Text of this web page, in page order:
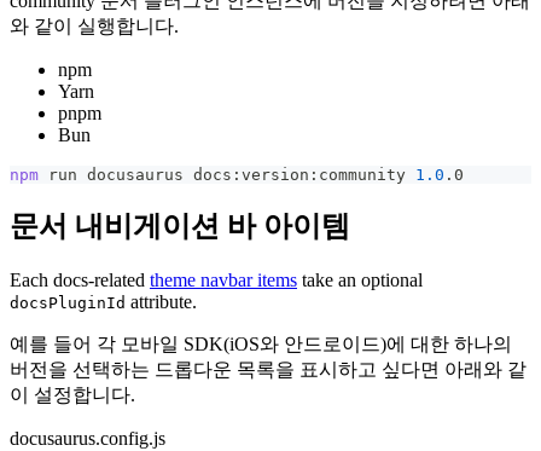
와 같이 실행합니다.
npm
Yarn
pnpm
Bun
npm run docusaurus docs:version:community 1.0 .0
문서 내비게이션 바 아이템
Each docs-related theme navbar items take an optional
docsPluginId attribute.
예를 들어 각 모바일 SDK(iOS와 안드로이드)에 대한 하나의
버전을 선택하는 드롭다운 목록을 표시하고 싶다면 아래와 같
이 설정합니다.
docusaurus.config.js